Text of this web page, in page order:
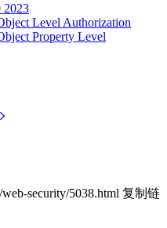
2023
Level Authorization
Property Level
security/5038.html 复制链